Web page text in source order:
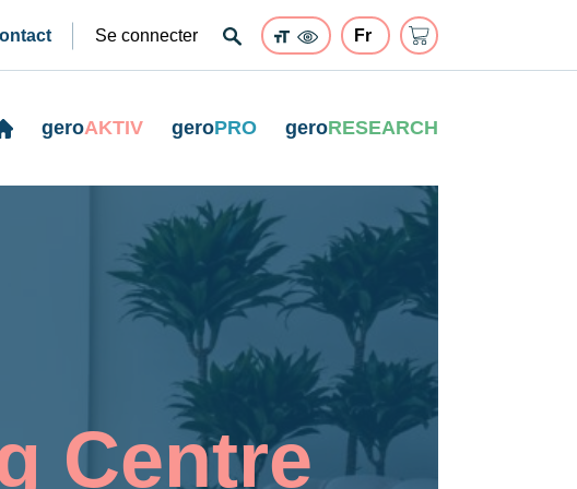
Se connecter
geroAKTIV geroPRO geroRESEARCH
Centre